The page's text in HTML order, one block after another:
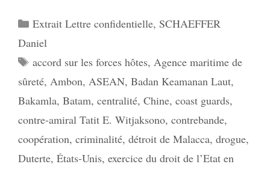
Catégories
Extrait Lettre confidentielle, SCHAEFFER
Daniel
Étiquettes
accord sur les forces hôtes, Agence maritime de
sûreté, Ambon, ASEAN, Badan Keamanan Laut,
Bakamla, Batam, centralité, Chine, coast guards,
contre-amiral Tatit E. Witjaksono, contrebande,
coopération, criminalité, détroit de Malacca, drogue,
Duterte, États-Unis, exercice du droit de l’Etat en